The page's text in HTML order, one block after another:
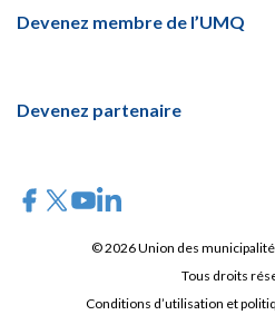
Devenez membre de l’UMQ
Devenez partenaire
© 2026 Union des
Tous droits
Conditions d’utilisation et